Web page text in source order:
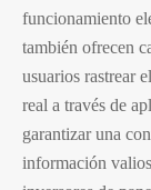
funcionamiento
también ofrecen
usuarios rastrear
real a través de
garantizar una
información